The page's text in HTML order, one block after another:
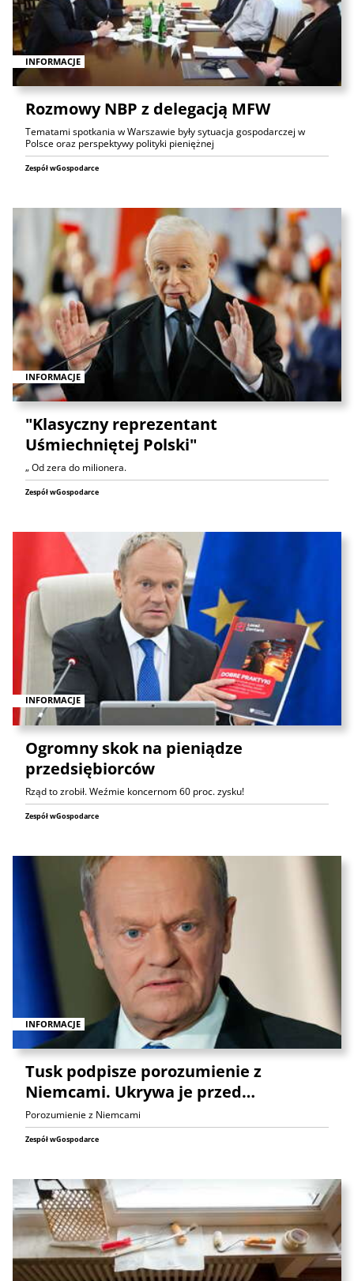
INFORMACJE
Rozmowy NBP z delegacją MFW
Tematami spotkania w Warszawie były sytuacja gospodarczej w
Polsce oraz perspektywy polityki pieniężnej
Zespół wGospodarce
INFORMACJE
"Klasyczny reprezentant
Uśmiechniętej Polski"
„ Od zera do milionera.
Zespół wGospodarce
INFORMACJE
Ogromny skok na pieniądze
przedsiębiorców
Rząd to zrobił. Weźmie koncernom 60 proc. zysku!
Zespół wGospodarce
INFORMACJE
Tusk podpisze porozumienie z
Niemcami. Ukrywa je przed…
Porozumienie z Niemcami
Zespół wGospodarce